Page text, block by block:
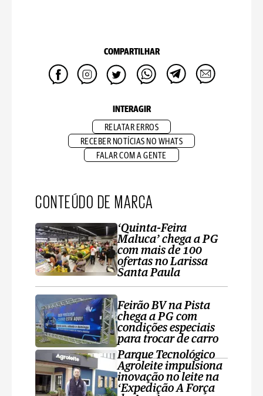
COMPARTILHAR
INTERAGIR
RELATAR ERROS
RECEBER NOTÍCIAS NO WHATS
FALAR COM A GENTE
CONTEÚDO DE MARCA
‘Quinta-Feira
Maluca’ chega a PG
com mais de 100
ofertas no Larissa
Santa Paula
Feirão BV na Pista
chega a PG com
condições especiais
para trocar de carro
Parque Tecnológico
Agroleite impulsiona
inovação no leite na
‘Expedição A Força